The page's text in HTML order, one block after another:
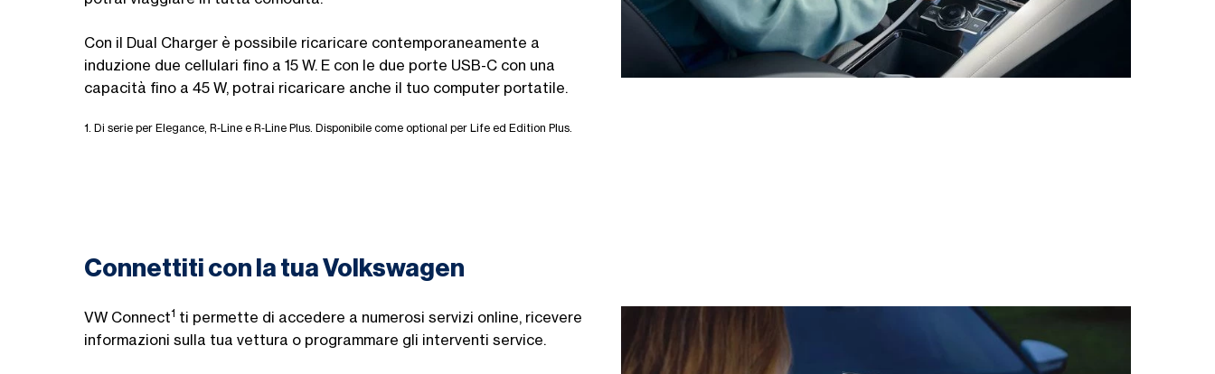
Con il Dual Charger è possibile ricaricare contemporaneamente a
induzione due cellulari fino a 15 W. E con le due porte USB-C con una
capacità fino a 45 W, potrai ricaricare anche il tuo computer portatile.
1. Di serie per Elegance, R‑Line e R‑Line Plus. Disponibile come optional per Life ed Edition Plus.
Connettiti con la tua Volkswagen
VW Connect1 ti permette di accedere a numerosi servizi online, ricevere
informazioni sulla tua vettura o programmare gli interventi service.